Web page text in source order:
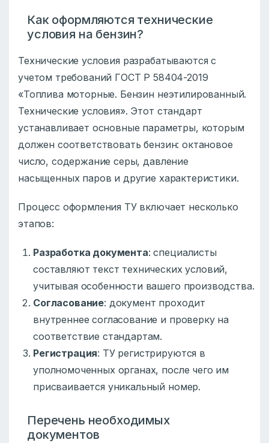
Как оформляются технические
условия на бензин?
Технические условия разрабатываются с
учетом требований ГОСТ Р 58404-2019
«Топлива моторные. Бензин неэтилированный.
Технические условия». Этот стандарт
устанавливает основные параметры, которым
должен соответствовать бензин: октановое
число, содержание серы, давление
насыщенных паров и другие характеристики.
Процесс оформления ТУ включает несколько
этапов:
Разработка документа: специалисты
составляют текст технических условий,
учитывая особенности вашего производства.
Согласование: документ проходит
внутреннее согласование и проверку на
соответствие стандартам.
Регистрация: ТУ регистрируются в
уполномоченных органах, после чего им
присваивается уникальный номер.
Перечень необходимых
документов